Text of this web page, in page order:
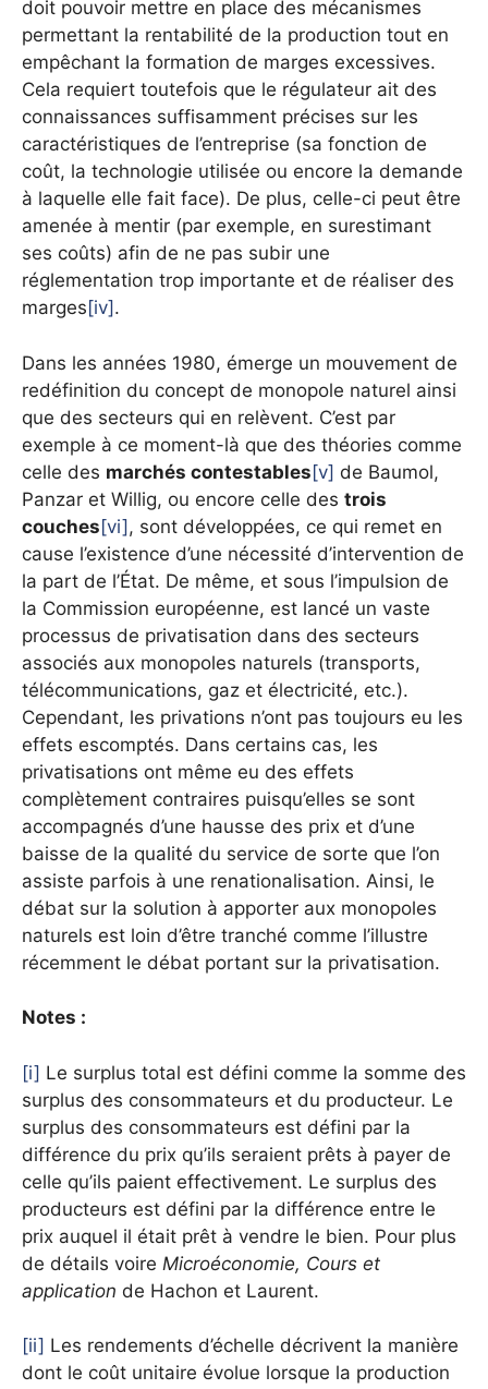
doit pouvoir mettre en place des mécanismes
permettant la rentabilité de la production tout en
empêchant la formation de marges excessives.
Cela requiert toutefois que le régulateur ait des
connaissances suffisamment précises sur les
caractéristiques de l’entreprise (sa fonction de
coût, la technologie utilisée ou encore la demande
à laquelle elle fait face). De plus, celle-ci peut être
amenée à mentir (par exemple, en surestimant
ses coûts) afin de ne pas subir une
réglementation trop importante et de réaliser des
marges [iv] .
Dans les années 1980, émerge un mouvement de
redéfinition du concept de monopole naturel ainsi
que des secteurs qui en relèvent. C’est par
exemple à ce moment-là que des théories comme
celle des marchés contestables[v] de Baumol,
Panzar et Willig, ou encore celle des trois
couches[vi], sont développées, ce qui remet en
cause l’existence d’une nécessité d’intervention de
la part de l’État. De même, et sous l’impulsion de
la Commission européenne, est lancé un vaste
processus de privatisation dans des secteurs
associés aux monopoles naturels (transports,
télécommunications, gaz et électricité, etc.).
Cependant, les privations n’ont pas toujours eu les
effets escomptés. Dans certains cas, les
privatisations ont même eu des effets
complètement contraires puisqu’elles se sont
accompagnés d’une hausse des prix et d’une
baisse de la qualité du service de sorte que l’on
assiste parfois à une renationalisation. Ainsi, le
débat sur la solution à apporter aux monopoles
naturels est loin d’être tranché comme l’illustre
récemment le débat portant sur la privatisation.
Notes :
[i] Le surplus total est défini comme la somme des
surplus des consommateurs et du producteur. Le
surplus des consommateurs est défini par la
différence du prix qu’ils seraient prêts à payer de
celle qu’ils paient effectivement. Le surplus des
producteurs est défini par la différence entre le
prix auquel il était prêt à vendre le bien. Pour plus
de détails voire Microéconomie, Cours et
application de Hachon et Laurent.
[ii] Les rendements d’échelle décrivent la manière
dont le coût unitaire évolue lorsque la production